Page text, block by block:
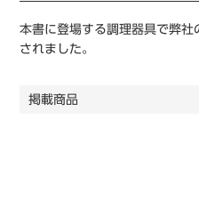
本書に登場する調理器具で弊
されました。
掲載商品